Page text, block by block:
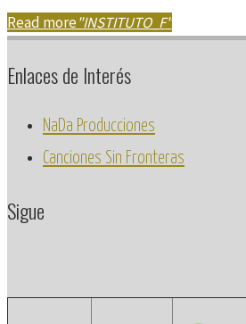
Read more"INSTITUTO_F"
Enlaces de Interés
NaDa Producciones
Canciones Sin Fronteras
Sigue